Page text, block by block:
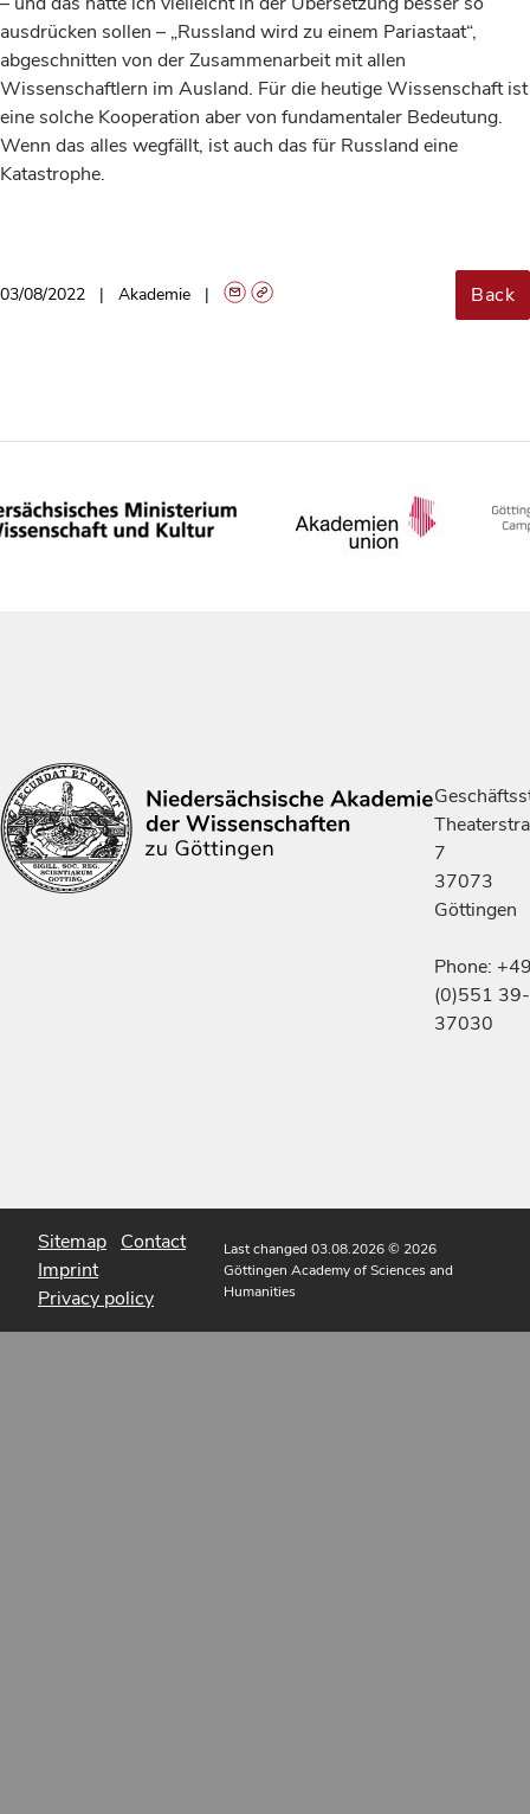
ausdrücken sollen – „Russland wird zu einem Pariastaat“,
abgeschnitten von der Zusammenarbeit mit allen
Wissenschaftlern im Ausland. Für die heutige Wissenschaft ist
eine solche Kooperation aber von fundamentaler Bedeutung.
Wenn das alles wegfällt, ist auch das für Russland eine
Katastrophe.
03/08/2022 Akademie Back
7
37073
Göttingen
Phone:
(0)551 39-
37030
Sitemap Contact
Imprint
Privacy policy
Last changed 03.08.2026© 2026
Göttingen Academy of Sciences and
Humanities